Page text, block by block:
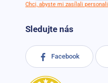
Chci, abyste mi zasílali
Sledujte nás
Facebook